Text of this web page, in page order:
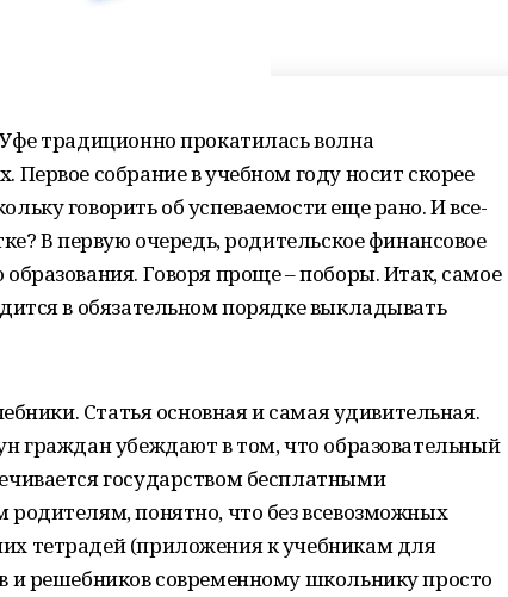
традиционно прокатилась волна
Первое собрание в учебном году носит скорее
говорить об успеваемости еще рано. И все-
В первую очередь, родительское финансовое
образования. Говоря проще – поборы. Итак, самое
в обязательном порядке выкладывать
Статья основная и самая удивительная.
граждан убеждают в том, что образовательный
государством бесплатными
понятно, что без всевозможных
тетрадей (приложения к учебникам для
и решебников современному школьнику просто